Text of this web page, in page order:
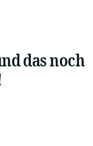
das noch